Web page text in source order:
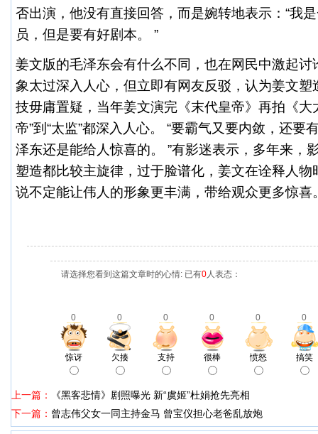
否出演，他没有直接回答，而是婉转地表示：“我
员，但是要有好剧本。 ”
姜文版的毛泽东会有什么不同，也在网民中激起讨
象太过深入人心，但立即有网友反驳，认为姜文塑
技毋庸置疑，当年姜文演完《末代皇帝》再拍《大
帝”到“太监”都深入人心。 “要霸气又要内敛，还要
泽东还是能给人惊喜的。 ”有影迷表示，多年来，
塑造都比较主旋律，过于脸谱化，姜文在诠释人
说不定能让伟人的形象更丰满，带给观众更多惊喜
请选择您看到这篇文章时的心情: 已有0人表态：
0 0 0 0 0 0
惊讶 欠揍 支持 很棒 愤怒 搞笑
上一篇：
《黑客悲情》剧照曝光 新“虞姬”杜娟抢先亮相
下一篇： 曾志伟父女一同主持金马 曾宝仪担心老爸乱放炮